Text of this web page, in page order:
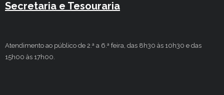
Secretaria e Tesouraria
Atendimento ao público de 2.ª a 6.ª feira, das 8h30 às 10h30 e das
15h00 às 17h00.